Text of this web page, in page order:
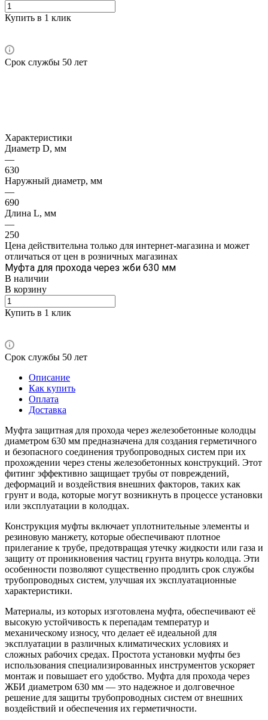
Купить в 1 клик
Срок службы 50 лет
Характеристики
Диаметр D, мм
—
630
Наружный диаметр, мм
—
690
Длина L, мм
—
250
Цена действительна только для интернет-магазина и может
отличаться от цен в розничных магазинах
Муфта для прохода через жби 630 мм
В наличии
В корзину
Купить в 1 клик
Срок службы 50 лет
Описание
Как купить
Оплата
Доставка
Муфта защитная для прохода через железобетонные колодцы
диаметром 630 мм предназначена для создания герметичного
и безопасного соединения трубопроводных систем при их
прохождении через стены железобетонных конструкций. Этот
фитинг эффективно защищает трубы от повреждений,
деформаций и воздействия внешних факторов, таких как
грунт и вода, которые могут возникнуть в процессе установки
или эксплуатации в колодцах.
Конструкция муфты включает уплотнительные элементы и
резиновую манжету, которые обеспечивают плотное
прилегание к трубе, предотвращая утечку жидкости или газа и
защиту от проникновения частиц грунта внутрь колодца. Эти
особенности позволяют существенно продлить срок службы
трубопроводных систем, улучшая их эксплуатационные
характеристики.
Материалы, из которых изготовлена муфта, обеспечивают её
высокую устойчивость к перепадам температур и
механическому износу, что делает её идеальной для
эксплуатации в различных климатических условиях и
сложных рабочих средах. Простота установки муфты без
использования специализированных инструментов ускоряет
монтаж и повышает его удобство. Муфта для прохода через
ЖБИ диаметром 630 мм — это надежное и долговечное
решение для защиты трубопроводных систем от внешних
воздействий и обеспечения их герметичности.